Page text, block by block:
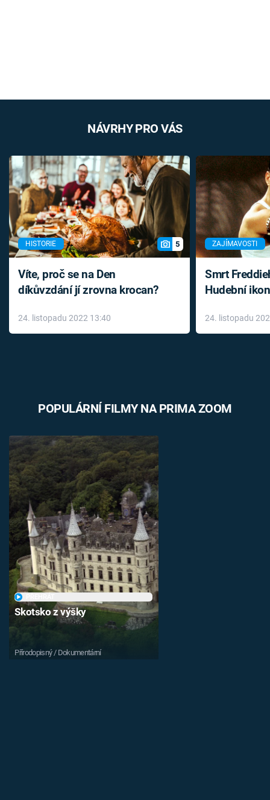
NÁVRHY PRO VÁS
HISTORIE 5
Víte, proč se na Den
díkůvzdání jí zrovna krocan?
24. listopadu 2022 13:40
ZAJÍMAVOSTI
Smrt
Hudební
léky
24. listopadu
POPULÁRNÍ FILMY NA PRIMA ZOOM
Skotsko z výšky
Přírodopisný / Dokumentární